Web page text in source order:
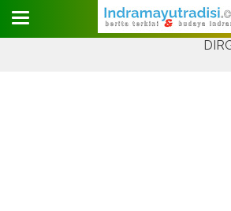
Judul Website